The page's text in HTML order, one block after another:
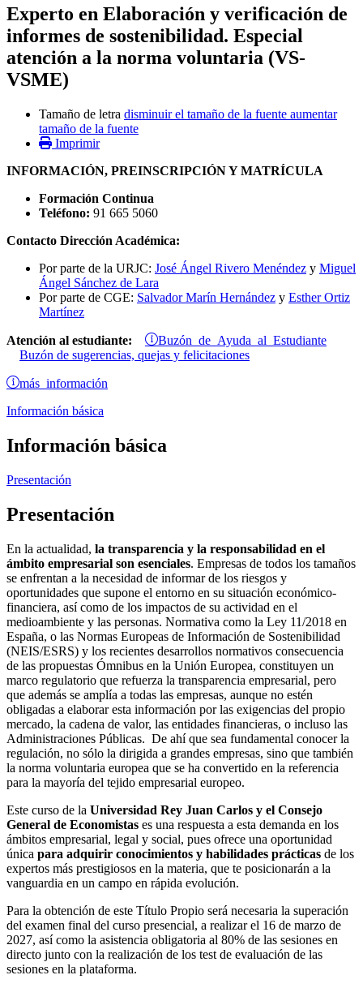
Experto en Elaboración y verificación de
informes de sostenibilidad. Especial
atención a la norma voluntaria (VS-
VSME)
Tamaño de letra disminuir el tamaño de la fuente aumentar
tamaño de la fuente
Imprimir
INFORMACIÓN, PREINSCRIPCIÓN Y MATRÍCULA
Formación Continua
Teléfono: 91 665 5060
Contacto Dirección Académica:
Por parte de la URJC: José Ángel Rivero Menéndez y Miguel
Ángel Sánchez de Lara
Por parte de CGE: Salvador Marín Hernández y Esther Ortiz
Martínez
Atención al estudiante: Buzón de Ayuda al Estudiante
Buzón de sugerencias, quejas y felicitaciones
más información
Información básica
Información básica
Presentación
Presentación
En la actualidad, la transparencia y la responsabilidad en el
ámbito empresarial son esenciales. Empresas de todos los tamaños
se enfrentan a la necesidad de informar de los riesgos y
oportunidades que supone el entorno en su situación económico-
financiera, así como de los impactos de su actividad en el
medioambiente y las personas. Normativa como la Ley 11/2018 en
España, o las Normas Europeas de Información de Sostenibilidad
(NEIS/ESRS) y los recientes desarrollos normativos consecuencia
de las propuestas Ómnibus en la Unión Europea, constituyen un
marco regulatorio que refuerza la transparencia empresarial, pero
que además se amplía a todas las empresas, aunque no estén
obligadas a elaborar esta información por las exigencias del propio
mercado, la cadena de valor, las entidades financieras, o incluso las
Administraciones Públicas. De ahí que sea fundamental conocer la
regulación, no sólo la dirigida a grandes empresas, sino que también
la norma voluntaria europea que se ha convertido en la referencia
para la mayoría del tejido empresarial europeo.
Este curso de la Universidad Rey Juan Carlos y el Consejo
General de Economistas es una respuesta a esta demanda en los
ámbitos empresarial, legal y social, pues ofrece una oportunidad
única para adquirir conocimientos y habilidades prácticas de los
expertos más prestigiosos en la materia, que te posicionarán a la
vanguardia en un campo en rápida evolución.
Para la obtención de este Título Propio será necesaria la superación
del examen final del curso presencial, a realizar el 16 de marzo de
2027, así como la asistencia obligatoria al 80% de las sesiones en
directo junto con la realización de los test de evaluación de las
sesiones en la plataforma.